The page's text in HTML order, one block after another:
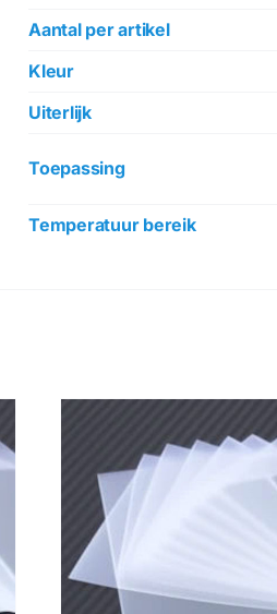
Aantal per artikel
Kleur
Uiterlijk
Toepassing
Temperatuur bereik